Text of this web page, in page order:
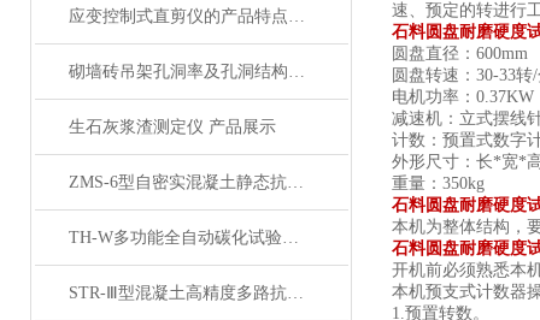
应变控制式直剪仪的产品特点和操作说明
砌墙砖吊架孔洞率及孔洞结构产品展示
生石灰浆渣测定仪 产品展示
ZMS-6型自密实混凝土静态抗离析性圆柱模产品展示
TH-W多功能全自动碳化试验箱产品展示
STR-Ⅲ型混凝土高精度多路抗渗仪产品展示
速、预定的转进行
石料圆盘耐磨硬度
圆盘直径： 600mm
圆盘转速： 30-33转
电机功率： 0.37KW
减速机：立式摆线
计数：预置式数字
外形尺寸：长*宽*
重量： 350kg
石料圆盘耐磨硬度
本机为整体结构，
石料圆盘耐磨硬度
开机前必须熟悉本
本机预支式计数器
1.预置转数。